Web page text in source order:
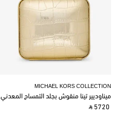
MICHAEL KORS COLLECTION
ميناوديير تينا منقوش بجلد التمساح المعدني
‎ ⃁ 5720 ‎